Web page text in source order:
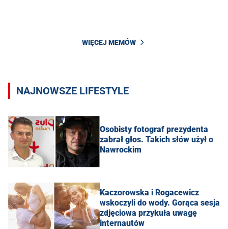
WIĘCEJ MEMÓW
NAJNOWSZE LIFESTYLE
Osobisty fotograf prezydenta
zabrał głos. Takich słów użył o
Nawrockim
Kaczorowska i Rogacewicz
wskoczyli do wody. Gorąca sesja
zdjęciowa przykuła uwagę
internautów